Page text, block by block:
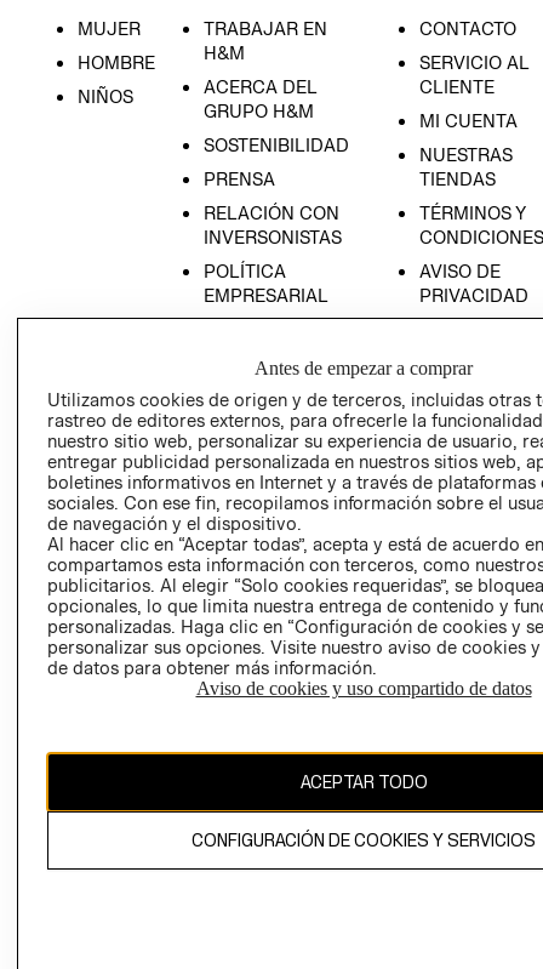
MUJER
HOMBRE
NIÑOS
TRABAJAR EN
H&M
ACERCA DEL
GRUPO H&M
SOSTENIBILIDAD
PRENSA
RELACIÓN CON
INVERSONISTAS
POLÍTICA
EMPRESARIAL
CONTACTO
SERVICIO AL
CLIENTE
MI CUENTA
NUESTRAS
TIENDAS
TÉRMINOS Y
CONDICIONES
AVISO DE
PRIVACIDAD
AVISO DE
LIBRO DE
Ecuador ($)
CAMBIAR REGIÓN
propiedad de H&M Hennes & Mauritz AB.
Antes de empezar a comprar
Utilizamos cookies de origen y de terceros, incluidas otras
rastreo de editores externos, para ofrecerle la
nuestro sitio web, personalizar su experiencia de usuario,
entregar publicidad personalizada en nuestros sitios web,
boletines informativos en Internet y a través de plataformas
sociales. Con ese fin, recopilamos información sobre el
de navegación y el dispositivo.
Al hacer clic en “Aceptar todas”, acepta y está de acuerdo
compartamos esta información con terceros, como
publicitarios. Al elegir “Solo cookies requeridas”, se
opcionales, lo que limita nuestra entrega de contenido y
personalizadas. Haga clic en “Configuración de cookies y
personalizar sus opciones. Visite nuestro aviso de cookies
de datos para obtener más información.
Aviso de cookies y uso compartido de datos
ACEPTAR TODO
CONFIGURACIÓN DE COOKIES Y SERVICIOS